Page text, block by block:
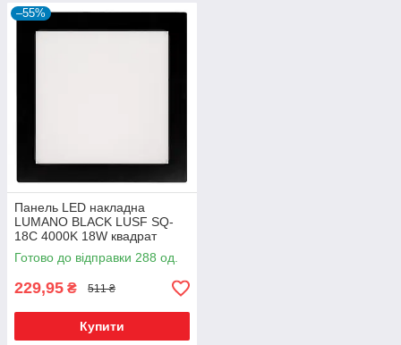
–55%
Панель LED накладна
LUMANO BLACK LUSF SQ-
18C 4000K 18W квадрат
(210*210*28) алюміній
Готово до відправки 288 од.
229,95 ₴ 511 ₴
Купити